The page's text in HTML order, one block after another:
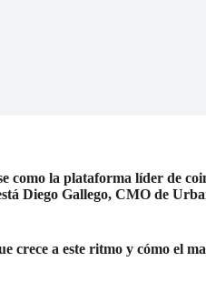
la plataforma líder de
Diego Gallego, CMO de
crece a este ritmo y cómo el